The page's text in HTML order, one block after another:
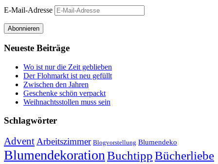
E-Mail-Adresse
Abonnieren
Neueste Beiträge
Wo ist nur die Zeit geblieben
Der Flohmarkt ist neu gefüllt
Zwischen den Jahren
Geschenke schön verpackt
Weihnachtsstollen muss sein
Schlagwörter
Advent Arbeitszimmer Blogvorstellung Blumendeko
Blumendekoration BuchtippBücherliebe